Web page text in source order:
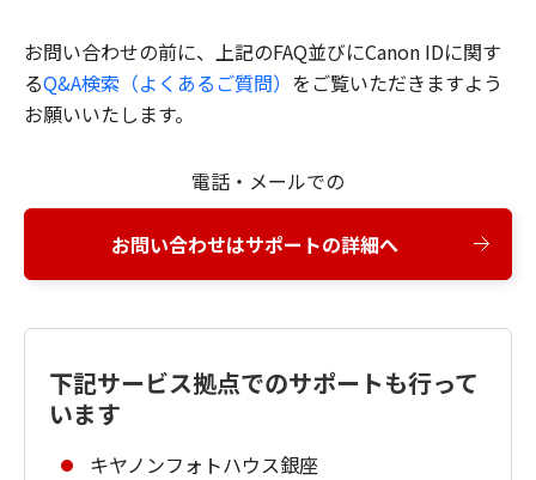
お問い合わせの前に、上記のFAQ並びにCanon IDに関す
るQ&A検索（よくあるご質問） をご覧いただきますよう
お願いいたします。
電話・メールでの
お問い合わせはサポートの詳細へ
下記サービス拠点でのサポートも行って
います
キヤノンフォトハウス銀座